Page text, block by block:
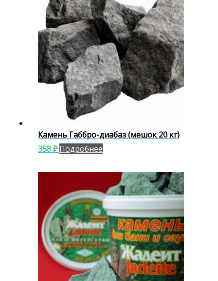
Камень Габбро-диабаз (мешок 20 кг)
358₽ Подробнее